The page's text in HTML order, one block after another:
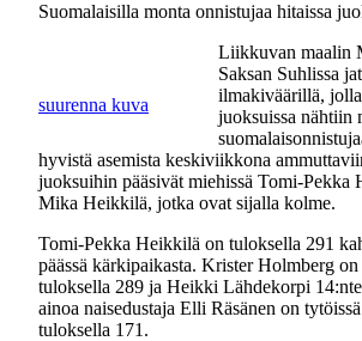
Suomalaisilla monta onnistujaa hitaissa
suurenna kuva
Liikkuvan maalin
Saksan Suhlissa
ilmakiväärillä, jolla
juoksuissa nähtiin
hyvistä asemista keskiviikkona
juoksuihin pääsivät miehissä Tomi-Pekka
Mika Heikkilä, jotka ovat sijalla kolme.
Tomi-Pekka Heikkilä on tuloksella 291
päässä kärkipaikasta. Krister Holmberg
tuloksella 289 ja Heikki Lähdekorpi
ainoa naisedustaja Elli Räsänen on
tuloksella 171.